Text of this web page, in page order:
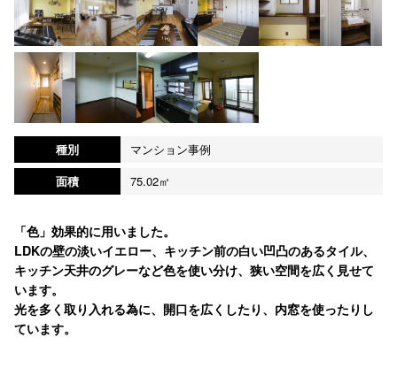
種別
マンション事例
面積
75.02㎡
「色」効果的に用いました。
LDKの壁の淡いイエロー、キッチン前の白い凹凸のあるタイル、
キッチン天井のグレーなど色を使い分け、狭い空間を広く見せて
います。
光を多く取り入れる為に、開口を広くしたり、内窓を使ったりし
ています。